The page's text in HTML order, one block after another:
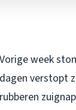
Vorige week
dagen verstopt
rubberen